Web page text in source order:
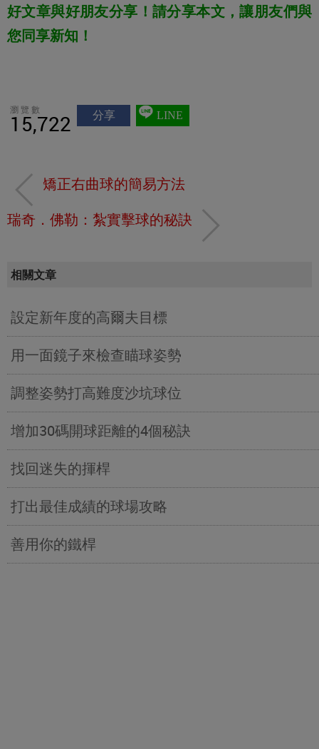
好文章與好朋友分享！請分享本文，讓朋友們與
您同享新知！
瀏覽數
15,722 分享 LINE
矯正右曲球的簡易方法
瑞奇．佛勒：紮實擊球的秘訣
相關文章
設定新年度的高爾夫目標
用一面鏡子來檢查瞄球姿勢
調整姿勢打高難度沙坑球位
增加30碼開球距離的4個秘訣
找回迷失的揮桿
打出最佳成績的球場攻略
善用你的鐵桿